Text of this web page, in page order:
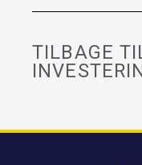
TILBAGE